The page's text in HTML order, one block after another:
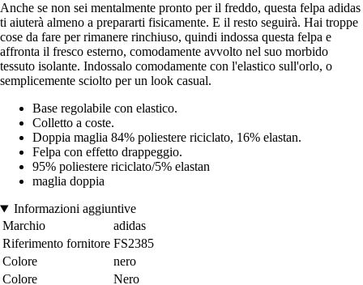
Anche se non sei mentalmente pronto per il freddo, questa felpa adidas
ti aiuterà almeno a prepararti fisicamente. E il resto seguirà. Hai troppe
cose da fare per rimanere rinchiuso, quindi indossa questa felpa e
affronta il fresco esterno, comodamente avvolto nel suo morbido
tessuto isolante. Indossalo comodamente con l'elastico sull'orlo, o
semplicemente sciolto per un look casual.
Base regolabile con elastico.
Colletto a coste.
Doppia maglia 84% poliestere riciclato, 16% elastan.
Felpa con effetto drappeggio.
95% poliestere riciclato/5% elastan
maglia doppia
Informazioni aggiuntive
Marchio
adidas
Riferimento fornitore FS2385
Colore
nero
Colore
Nero